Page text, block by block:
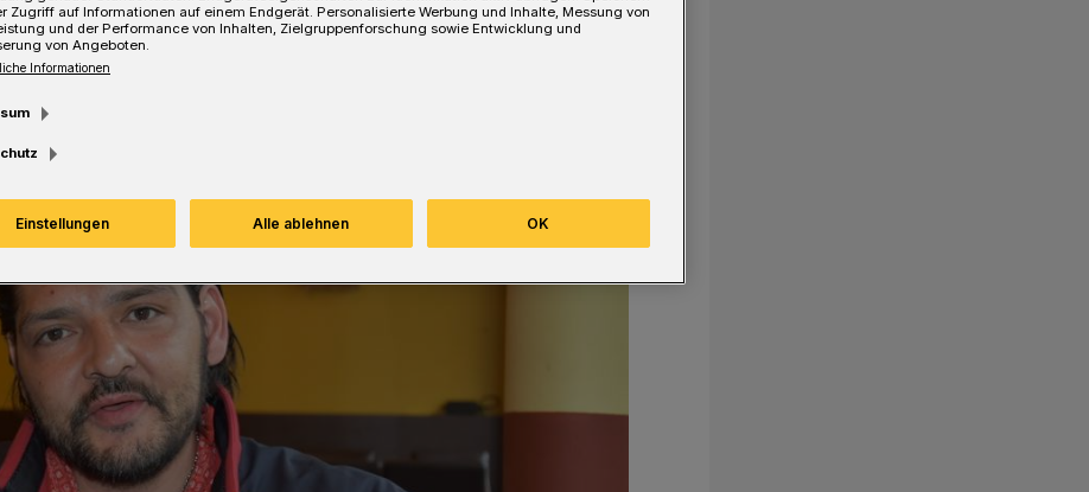
Zugriff auf Informationen auf einem Endgerät. Personalisierte Werbung und Inhalte, Messung von
und der Performance von Inhalten, Zielgruppenforschung sowie Entwicklung und
von Angeboten.
Informationen
Einstellungen Alle ablehnen OK